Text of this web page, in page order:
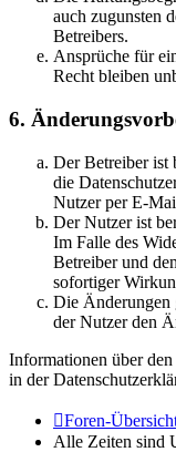
auch zugunsten
Betreibers.
Ansprüche für
Recht bleiben
6.
Der Betreiber ist
die
Nutzer per E-
Der Nutzer ist
Im Falle des
Betreiber und
sofortiger
Die Änderungen
der Nutzer den
Informationen über
in der
Foren-
Alle Zeiten sind